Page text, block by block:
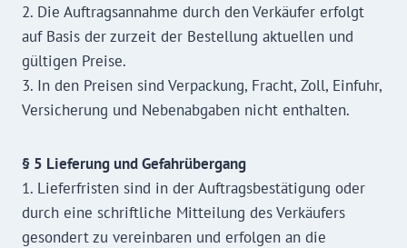
2. Die Auftragsannahme durch den Verkäufer erfolgt
auf Basis der zurzeit der Bestellung aktuellen und
gültigen Preise.
3. In den Preisen sind Verpackung, Fracht, Zoll, Einfuhr,
Versicherung und Nebenabgaben nicht enthalten.
§ 5 Lieferung und Gefahrübergang
1. Lieferfristen sind in der Auftragsbestätigung oder
durch eine schriftliche Mitteilung des Verkäufers
gesondert zu vereinbaren und erfolgen an die